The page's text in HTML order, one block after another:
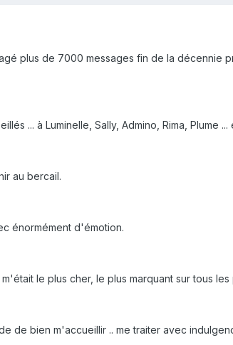
plus de 7000 messages fin de la décennie
... à Luminelle, Sally, Admino, Rima, Plume
au bercail.
énormément d'émotion.
le plus cher, le plus marquant sur tous les
de bien m'accueillir .. me traiter avec